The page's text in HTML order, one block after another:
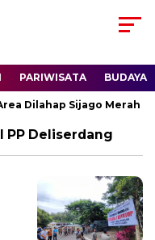
PARIWISATA BUDAYA
Dilahap Sijago Merah
PP Deliserdang